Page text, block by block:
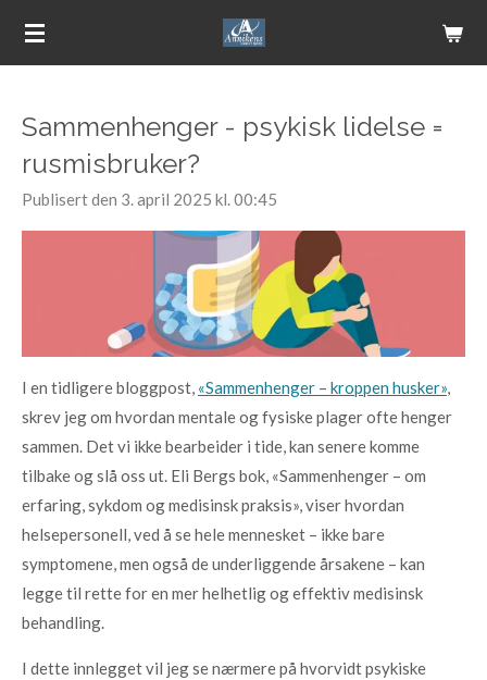
Gå
Sammenhenger - psykisk lidelse =
rusmisbruker?
Publisert den 3. april 2025 kl. 00:45
I en tidligere bloggpost, «Sammenhenger – kroppen husker»,
skrev jeg om hvordan mentale og fysiske plager ofte henger
sammen. Det vi ikke bearbeider i tide, kan senere komme
tilbake og slå oss ut. Eli Bergs bok, «Sammenhenger – om
erfaring, sykdom og medisinsk praksis», viser hvordan
helsepersonell, ved å se hele mennesket – ikke bare
symptomene, men også de underliggende årsakene – kan
legge til rette for en mer helhetlig og effektiv medisinsk
behandling.
I dette innlegget vil jeg se nærmere på hvorvidt psykiske